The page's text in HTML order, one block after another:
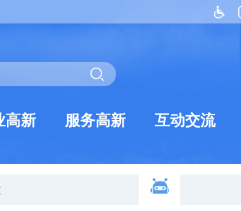
高新 服务高新 互动交流